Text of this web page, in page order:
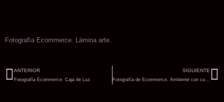
Fotografía Ecommerce. Lámina arte.
Ant
ANTERIOR
Fotografía Ecommerce. Caja de Luz.
SIGUIENTE
Fotografía de Ecommerce. Ambiente con cuadro.